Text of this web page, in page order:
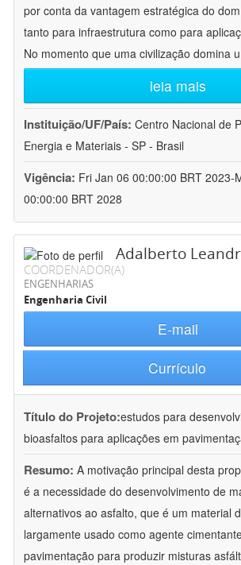
por conta da vantagem estratégica do
tanto para infraestrutura como para
No momento que uma civilização domina
leia mais
Instituição/UF/País: Centro Nacional de
Energia e Materiais - SP - Brasil
Vigência: Fri Jan 06 00:00:00 BRT 2023-
00:00:00 BRT 2028
Adalberto
COORDENADOR(A)
ENGENHARIAS
Engenharia Civil
E-mail
Currículo
Título do Projeto:estudos para
bioasfaltos para aplicações em
Resumo: A motivação principal desta
é a necessidade do desenvolvimento de
alternativos ao asfalto, que é um material
largamente usado como agente
pavimentação para produzir misturas